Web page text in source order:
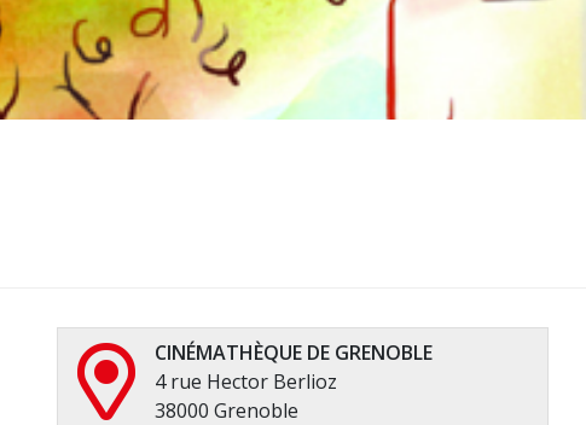
CINÉMATHÈQUE DE GRENOBLE
4 rue Hector Berlioz
38000 Grenoble